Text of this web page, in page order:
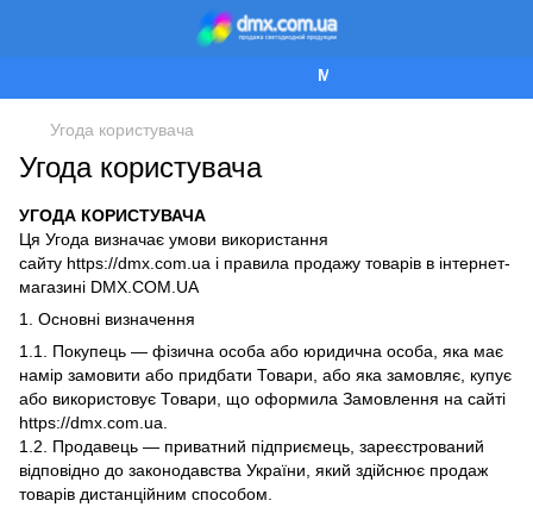
Ми працюємо!
Угода користувача
Угода користувача
УГОДА КОРИСТУВАЧА
Ця Угода визначає умови використання
сайту https://dmx.com.ua і правила продажу товарів в інтернет-
магазині DMX.COM.UA
1. Основні визначення
1.1. Покупець — фізична особа або юридична особа, яка має
намір замовити або придбати Товари, або яка замовляє, купує
або використовує Товари, що оформила Замовлення на сайті
https://dmx.com.ua.
1.2. Продавець — приватний підприємець, зареєстрований
відповідно до законодавства України, який здійснює продаж
товарів дистанційним способом.